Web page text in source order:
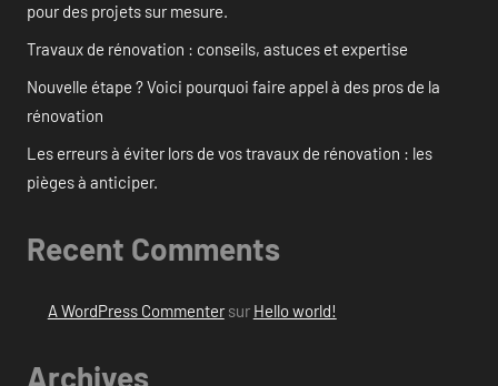
pour des projets sur mesure.
Travaux de rénovation : conseils, astuces et expertise
Nouvelle étape ? Voici pourquoi faire appel à des pros de la
rénovation
Les erreurs à éviter lors de vos travaux de rénovation : les
pièges à anticiper.
Recent Comments
A WordPress Commentersur Hello world!
Archives